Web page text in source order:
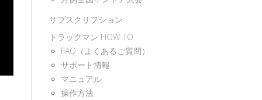
サブスクリプション
トラックマン HOW-TO
FAQ（よくあるご質問）
サポート情報
マニュアル
操作方法